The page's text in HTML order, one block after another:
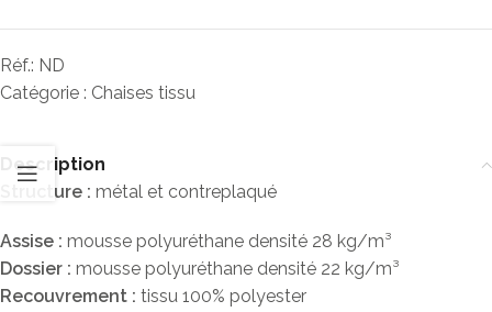
Réf.: ND
Catégorie : Chaises tissu
Description
Structure : métal et contreplaqué
Assise : mousse polyuréthane densité 28 kg/m³
Dossier : mousse polyuréthane densité 22 kg/m³
Recouvrement : tissu 100% polyester